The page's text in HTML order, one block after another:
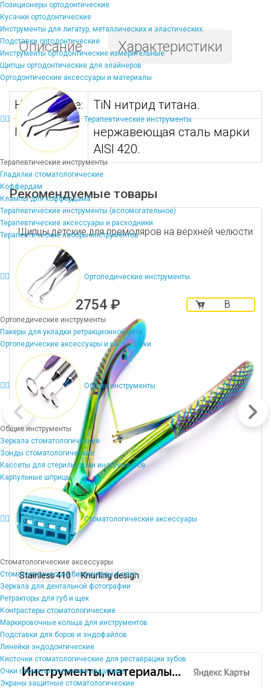
Позиционеры ортодонтические
Кусачки ортодонтические
Инструменты для лигатур, металлических и эластических
Подставки ортодонтические
Инструменты ортодонтические измерительные
Щипцы ортодонтические для элайнеров
Ортодонтические аксессуары и материалы
Терапевтические инструменты
Терапевтические инструменты
Гладилки стоматологические
Коффердам
Клампы для коффердама
Терапевтические инструменты (вспомогательное)
Терапевтические аксессуары и расходники
Терапевтические наборы инструментов
Ортопедические инструменты
Ортопедические инструменты
Пакеры для укладки ретракционной нити
Ортопедические аксессуары и расходники
Общие инструменты
Общие инструменты
Зеркала стоматологические
Зонды стоматологические
Кассеты для стерилизации инструментов
Карпульные шприцы
Стоматологические аксессуары
Стоматологические аксессуары
Стоматологические бинокуляры и свет
Зеркала для дентальной фотографии
Ретракторы для губ и щек
Контрастеры стоматологические
Маркировочные кольца для инструментов
Подставки для боров и эндофайлов
Линейки эндодонтические
Кисточки стоматологические для реставрации зубов
Очки стоматологические защитные
Экраны защитные стоматологические
Описание Характеристики
Напыление:
TiN нитрид титана.
Материал:
нержавеющая сталь марки
AISI 420.
Рекомендуемые товары
Щипцы детские для премоляров на верхней челюсти
2754 ₽
В
Stainless 410 Knurling design